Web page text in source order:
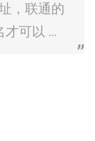
，联通的
可以 ...